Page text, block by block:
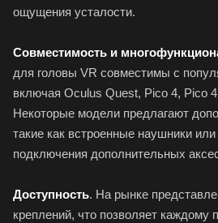
ощущения усталости.
Совместимость и
для головы VR совместимы с
включая Oculus Quest, Pico 4, Pico
Некоторые модели предлагают
такие как встроенные наушники
подключения дополнительных
Доступность. На рынке
креплений, что позволяет каждому